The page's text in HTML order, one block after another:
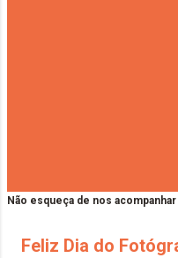
Não esqueça de nos
Feliz Dia do